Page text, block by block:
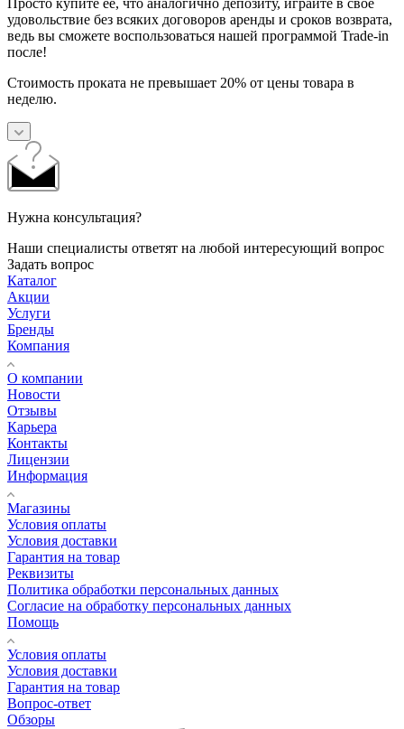
Просто купите её, что аналогично депозиту, играйте в свое
удовольствие без всяких договоров аренды и сроков возврата,
ведь вы сможете воспользоваться нашей программой Trade-in
после!
Стоимость проката не превышает 20% от цены товара в
неделю.
Нужна консультация?
Наши специалисты ответят на любой интересующий вопрос
Задать вопрос
Каталог
Акции
Услуги
Бренды
Компания
О компании
Новости
Отзывы
Карьера
Контакты
Лицензии
Информация
Магазины
Условия оплаты
Условия доставки
Гарантия на товар
Реквизиты
Политика обработки персональных данных
Согласие на обработку персональных данных
Помощь
Условия оплаты
Условия доставки
Гарантия на товар
Вопрос-ответ
Обзоры